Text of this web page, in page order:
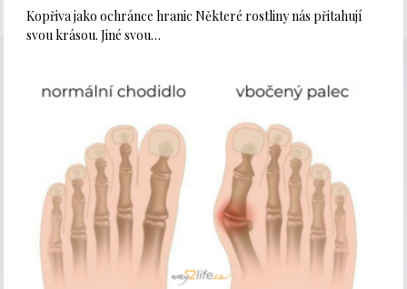
Kopřiva jako ochránce hranic Některé rostliny nás přitahují
svou krásou. Jiné svou…